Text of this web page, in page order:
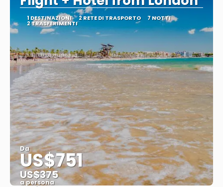
1 DESTINAZIONI 2 RETE DI TRASPORTO 7 NOTTI
2 TRASFERIMENTI
Da
US$751
US$375
a persona